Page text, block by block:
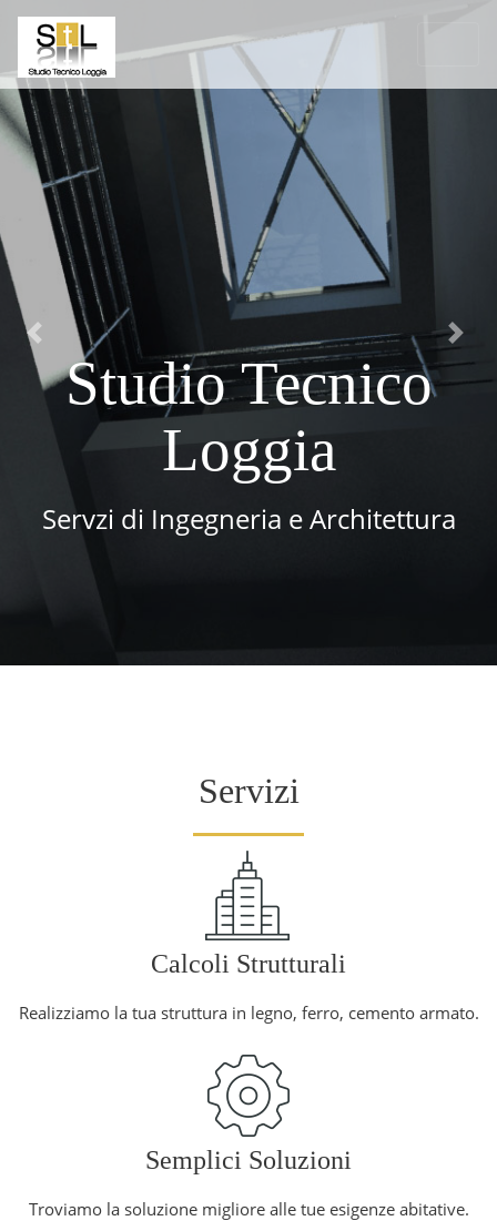
Studio Tecnico
Loggia
Servzi di Ingegneria e Architettura
Previous Next
Servizi
Calcoli Strutturali
Realizziamo la tua struttura in legno, ferro, cemento armato.
Semplici Soluzioni
Troviamo la soluzione migliore alle tue esigenze abitative.